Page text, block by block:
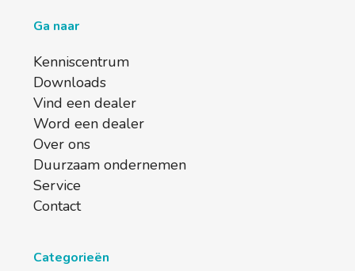
Ga naar
Kenniscentrum
Downloads
Vind een dealer
Word een dealer
Over ons
Duurzaam ondernemen
Service
Contact
Categorieën